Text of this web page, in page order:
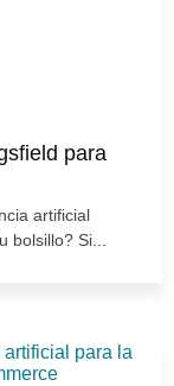
para
artificial
Si...